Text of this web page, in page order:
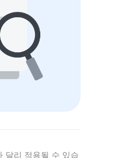
달리 적용될 수 있습